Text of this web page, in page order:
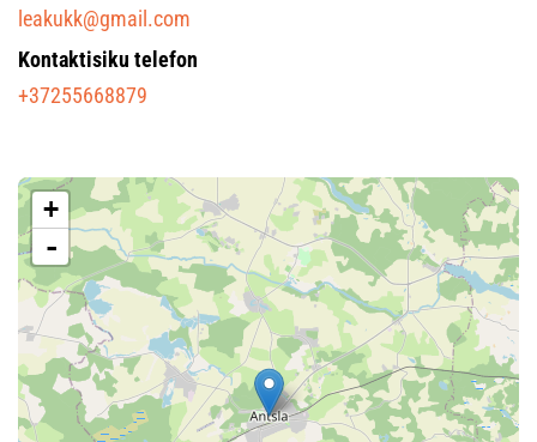
leakukk@gmail.com
Kontaktisiku telefon
+37255668879
+
-